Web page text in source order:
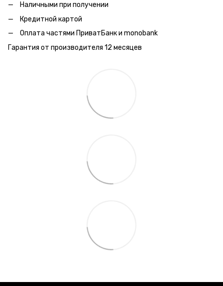
Наличными при получении
Кредитной картой
Оплата частями ПриватБанк и monobank
Гарантия от производителя 12 месяцев